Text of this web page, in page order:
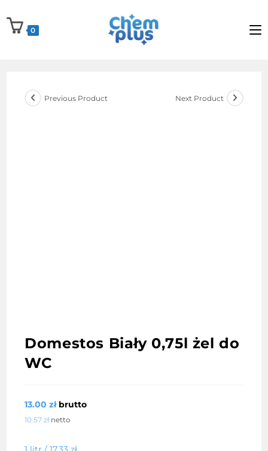
to
content
0
Previous Product Next Product
Domestos Biały 0,75l żel do
WC
13.00złbrutto
10.57zł netto